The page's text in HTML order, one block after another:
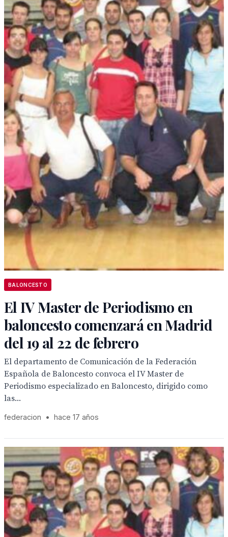
BALONCESTO
El IV Master de Periodismo en
baloncesto comenzará en Madrid
del 19 al 22 de febrero
El departamento de Comunicación de la Federación
Española de Baloncesto convoca el IV Master de
Periodismo especializado en Baloncesto, dirigido como
las...
federacion • hace 17 años